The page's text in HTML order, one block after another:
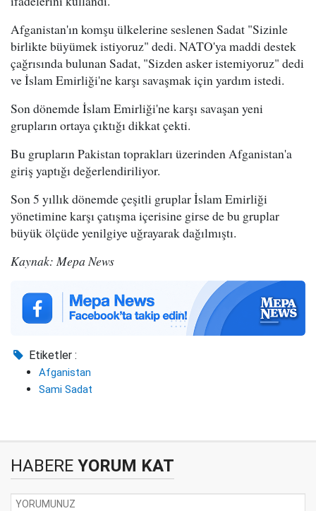
Afganistan'ın komşu ülkelerine seslenen Sadat "Sizinle
birlikte büyümek istiyoruz" dedi. NATO'ya maddi destek
çağrısında bulunan Sadat, "Sizden asker istemiyoruz" dedi
ve İslam Emirliği'ne karşı savaşmak için yardım istedi.
Son dönemde İslam Emirliği'ne karşı savaşan yeni
grupların ortaya çıktığı dikkat çekti.
Bu grupların Pakistan toprakları üzerinden Afganistan'a
giriş yaptığı değerlendiriliyor.
Son 5 yıllık dönemde çeşitli gruplar İslam Emirliği
yönetimine karşı çatışma içerisine girse de bu gruplar
büyük ölçüde yenilgiye uğrayarak dağılmıştı.
Kaynak: Mepa News
Etiketler :
Afganistan
Sami Sadat
HABERE YORUM KAT